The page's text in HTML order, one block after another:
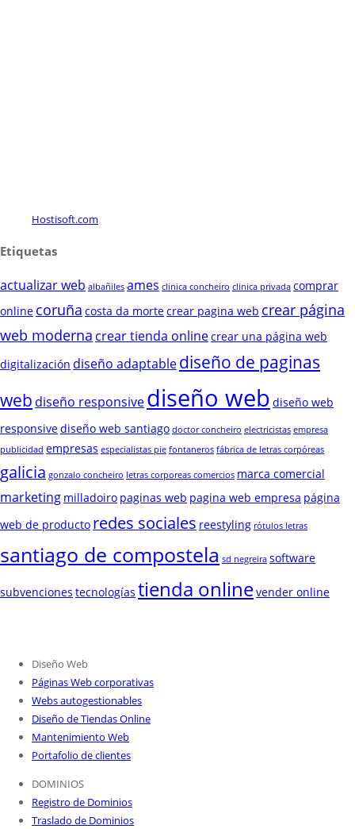
Hostisoft.com
Etiquetas
actualizar web albañiles ames clinica concheiro clinica privada comprar
online coruña costa da mortecrear pagina web crear página
web moderna crear tienda onlinecrear una página web
digitalización diseño adaptablediseño de paginas
web diseño responsivediseño web diseño web
responsivediseño web santiago doctor concheiro electricistas empresa
publicidad empresas especialistas pie fontaneros fábrica de letras corpóreas
galicia gonzalo concheiro letras corporeas comercios marca comercial
marketing milladoiro paginas web pagina web empresa página
web de producto redes sociales reestyling rótulos letras
santiago de compostela sd negreira software
subvenciones tecnologías tienda onlinevender online
Diseño Web
Páginas Web corporativas
Webs autogestionables
Diseño de Tiendas Online
Mantenimiento Web
Portafolio de clientes
DOMINIOS
Registro de Dominios
Traslado de Dominios